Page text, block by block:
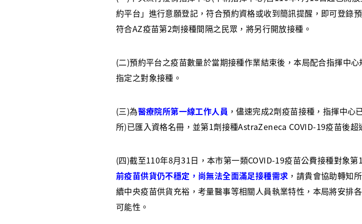
約平台」進行意願登記，符合預約資格或收到簡訊提醒，即可登錄
符合AZ疫苗第2劑接種間隔之民眾，將另行開放接種。
(二)預約平台之疫苗數量於當期接種作業結束後，本局配合指揮中
指定之對象接種。
(三)為醫療院所第一線工作人員 ，儘速完成2劑疫苗接種，指揮中
所)已匯入資格名冊，並第1劑接種AstraZeneca COVID-19疫苗後
(四)截至110年8月31日，本市第一類COVID-19疫苗公費接種對象
前疫苗供貨仍不穩定，尚無法全面滿足接種需求 ，請貴會協助轉知
續中央疫苗供貨充裕，考量醫事等相關人員執業特性，本局將安排
可能性。